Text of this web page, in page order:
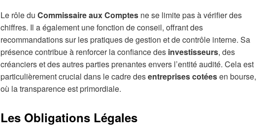
Le rôle du Commissaire aux Comptes ne se limite pas à vérifier des
chiffres. Il a également une fonction de conseil, offrant des
recommandations sur les pratiques de gestion et de contrôle interne. Sa
présence contribue à renforcer la confiance des investisseurs, des
créanciers et des autres parties prenantes envers l’entité audité. Cela est
particulièrement crucial dans le cadre desentreprises cotéesen bourse,
où la transparence est primordiale.
Les Obligations Légales